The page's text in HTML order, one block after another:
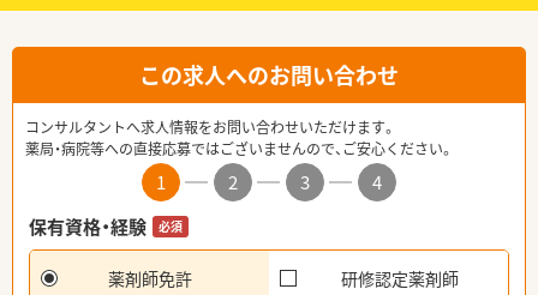
この求人へのお問い合わせ
コンサルタントへ求人情報をお問い合わせいただけます。
薬局・病院等への直接応募ではございませんので、ご安心ください。
1 2 3
4
保有資格・経験
必須
薬剤師免許 研修認定薬剤師